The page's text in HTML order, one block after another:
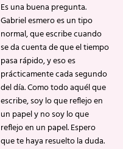
Es una buena pregunta.
Gabriel esmero es un tipo
normal, que escribe cuando
se da cuenta de que el tiempo
pasa rápido, y eso es
prácticamente cada segundo
del día. Como todo aquél que
escribe, soy lo que reflejo en
un papel y no soy lo que
reflejo en un papel. Espero
que te haya resuelto la duda.